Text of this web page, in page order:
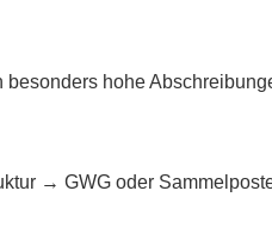
hohe
→ GWG oder